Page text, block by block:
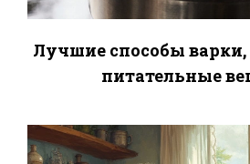
Лучшие способы
питательные